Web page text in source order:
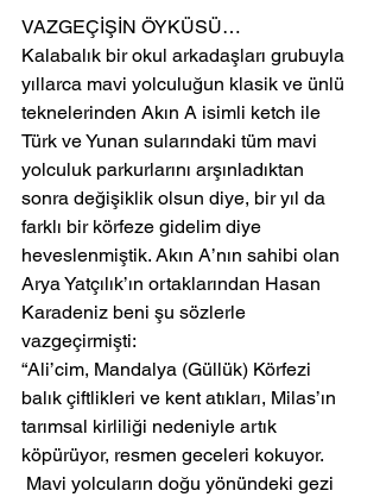
VAZGEÇİŞİN ÖYKÜSÜ…
Kalabalık bir okul arkadaşları grubuyla
yıllarca mavi yolculuğun klasik ve ünlü
teknelerinden Akın A isimli ketch ile
Türk ve Yunan sularındaki tüm mavi
yolculuk parkurlarını arşınladıktan
sonra değişiklik olsun diye, bir yıl da
farklı bir körfeze gidelim diye
heveslenmiştik. Akın A’nın sahibi olan
Arya Yatçılık’ın ortaklarından Hasan
Karadeniz beni şu sözlerle
vazgeçirmişti:
“Ali’cim, Mandalya (Güllük) Körfezi
balık çiftlikleri ve kent atıkları, Milas’ın
tarımsal kirliliği nedeniyle artık
köpürüyor, resmen geceleri kokuyor.
Mavi yolcuların doğu yönündeki gezi